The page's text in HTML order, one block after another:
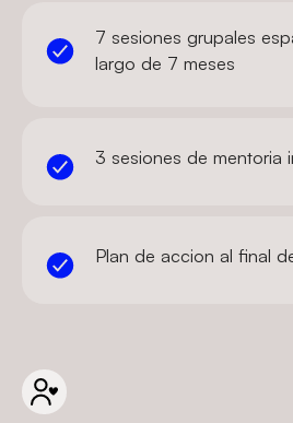
7 sesiones grupales
largo de 7 meses
3 sesiones de mentoria
Plan de accion al final